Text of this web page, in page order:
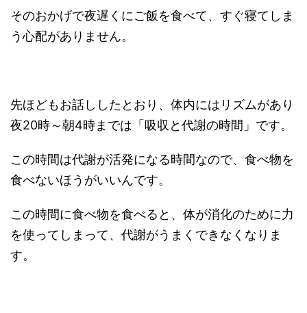
そのおかげで夜遅くにご飯を食べて、すぐ寝てしま
う心配がありません。
先ほどもお話ししたとおり、体内にはリズムがあり
夜20時～朝4時までは「吸収と代謝の時間」です。
この時間は代謝が活発になる時間なので、食べ物を
食べないほうがいいんです。
この時間に食べ物を食べると、体が消化のために力
を使ってしまって、代謝がうまくできなくなりま
す。